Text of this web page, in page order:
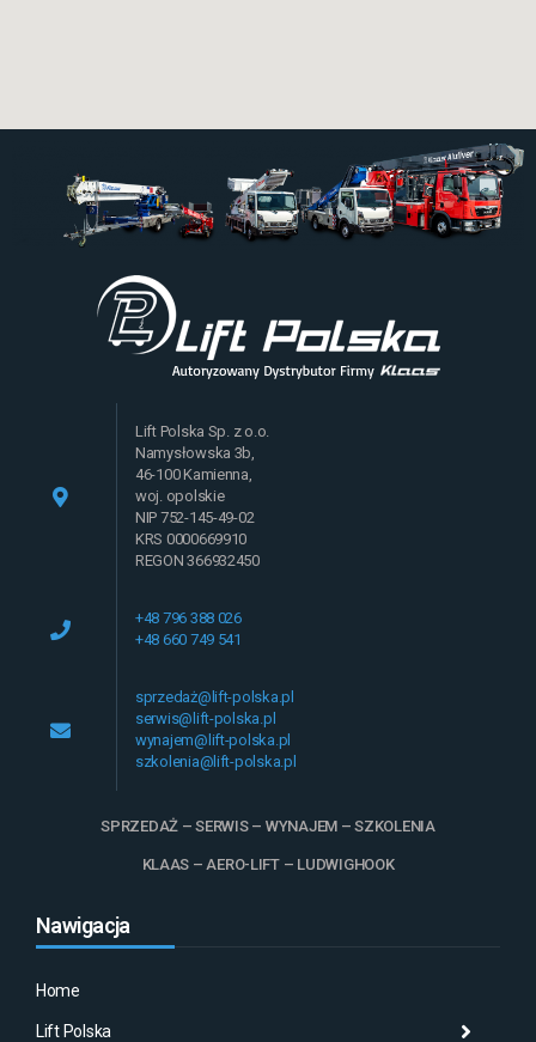
Lift Polska Sp. z o.o.
Namysłowska 3b,
46-100 Kamienna,
woj. opolskie
NIP 752-145-49-02
KRS 0000669910
REGON 366932450
+48 796 388 026
+48 660 749 541
sprzedaż@lift-polska.pl
serwis@lift-polska.pl
wynajem@lift-polska.pl
szkolenia@lift-polska.pl
SPRZEDAŻ – SERWIS – WYNAJEM – SZKOLENIA
KLAAS – AERO-LIFT – LUDWIGHOOK
Nawigacja
Home
Lift Polska